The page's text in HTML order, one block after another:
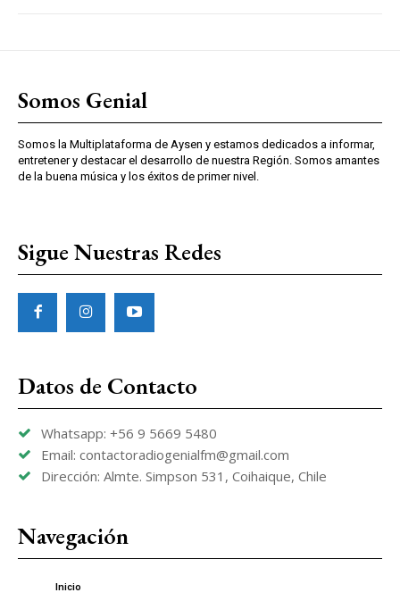
Somos Genial
Somos la Multiplataforma de Aysen y estamos dedicados a informar,
entretener y destacar el desarrollo de nuestra Región. Somos amantes
de la buena música y los éxitos de primer nivel.
Sigue Nuestras Redes
Datos de Contacto
Whatsapp: +56 9 5669 5480
Email: contactoradiogenialfm@gmail.com
Dirección: Almte. Simpson 531, Coihaique, Chile
Navegación
Inicio